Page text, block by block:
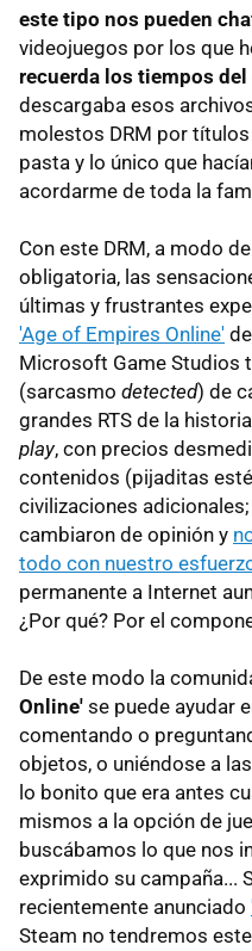
este tipo nos pueden
videojuegos por los que
recuerda los tiempos del
descargaba esos
molestos DRM por
pasta y lo único que
acordarme de toda la
Con este DRM, a modo
obligatoria, las
últimas y frustrantes
'Age of Empires Online'
Microsoft Game Studios
(sarcasmo detected) de
grandes RTS de la
play, con precios
contenidos (pijaditas
civilizaciones
cambiaron de opinión y
todo con nuestro
permanente a Internet
¿Por qué? Por el
De este modo la
Online' se puede ayudar
comentando o
objetos, o uniéndose a
lo bonito que era antes
mismos a la opción de
buscábamos lo que nos
exprimido su campaña...
recientemente anunciado
Steam no tendremos